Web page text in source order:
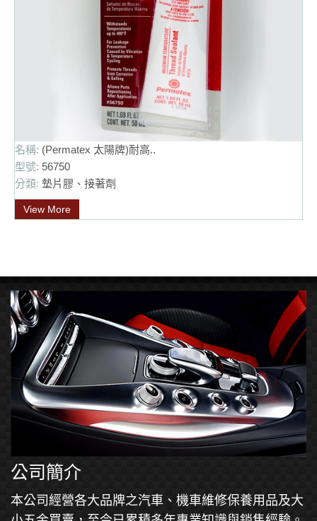
名稱: (Permatex 太陽牌)耐高..
型號: 56750
分類: 墊片膠、接著劑
View More
公司簡介
本公司經營各大品牌之汽車、機車維修保養用品及大